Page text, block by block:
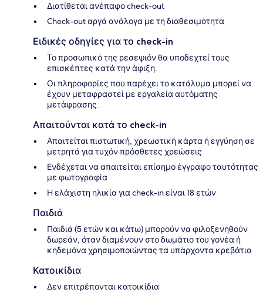
Διατίθεται ανέπαφο check-out
Check-out αργά ανάλογα με τη διαθεσιμότητα
Ειδικές οδηγίες για το check-in
Το προσωπικό της ρεσεψιόν θα υποδεχτεί τους
επισκέπτες κατά την άφιξη.
Οι πληροφορίες που παρέχει το κατάλυμα μπορεί να
έχουν μεταφραστεί με εργαλεία αυτόματης
μετάφρασης.
Απαιτούνται κατά το check-in
Απαιτείται πιστωτική, χρεωστική κάρτα ή εγγύηση σε
μετρητά για τυχόν πρόσθετες χρεώσεις
Ενδέχεται να απαιτείται επίσημο έγγραφο ταυτότητας
με φωτογραφία
Η ελάχιστη ηλικία για check-in είναι 18 ετών
Παιδιά
Παιδιά (5 ετών και κάτω) μπορούν να φιλοξενηθούν
δωρεάν, όταν διαμένουν στο δωμάτιο του γονέα ή
κηδεμόνα χρησιμοποιώντας τα υπάρχοντα κρεβάτια
Κατοικίδια
Δεν επιτρέπονται κατοικίδια